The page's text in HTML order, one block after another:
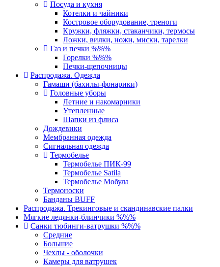
Посуда и кухня
Котелки и чайники
Костровое оборудование, треноги
Кружки, фляжки, стаканчики, термосы
Ложки, вилки, ножи, миски, тарелки
Газ и печки %%%
Горелки %%%
Печки-щепочницы
Распродажа. Одежда
Гамаши (бахилы-фонарики)
Головные уборы
Летние и накомарники
Утепленные
Шапки из флиса
Дождевики
Мембранная одежда
Сигнальная одежда
Термобелье
Термобелье ПИК-99
Термобелье Satila
Термобелье Мобула
Термоноски
Банданы BUFF
Распродажа. Трекинговые и скандинавские палки
Мягкие ледянки-блинчики %%%
Санки тюбинги-ватрушки %%%
Средние
Большие
Чехлы - оболочки
Камеры для ватрушек